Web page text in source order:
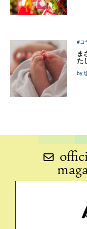
#コ
ま
た
by